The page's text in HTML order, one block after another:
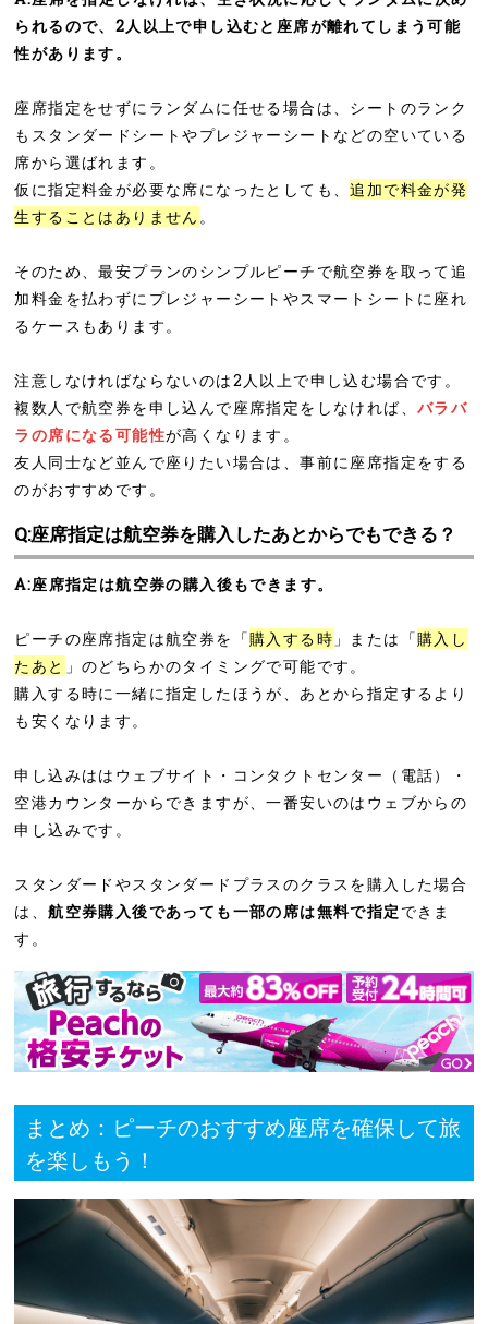
られるので、2人以上で申し込むと座席が離れてしまう可能
性があります。
座席指定をせずにランダムに任せる場合は、シートのランク
もスタンダードシートやプレジャーシートなどの空いている
席から選ばれます。
仮に指定料金が必要な席になったとしても、追加で料金が発
生することはありません 。
そのため、最安プランのシンプルピーチで航空券を取って追
加料金を払わずにプレジャーシートやスマートシートに座れ
るケースもあります。
注意しなければならないのは2人以上で申し込む場合です。
複数人で航空券を申し込んで座席指定をしなければ、バラバ
ラの席になる可能性が高くなります。
友人同士など並んで座りたい場合は、事前に座席指定をする
のがおすすめです。
Q:座席指定は航空券を購入したあとからでもできる？
A:座席指定は航空券の購入後もできます。
ピーチの座席指定は航空券を「購入する時 」または「購入し
たあと 」のどちらかのタイミングで可能です。
購入する時に一緒に指定したほうが、あとから指定するより
も安くなります。
申し込みははウェブサイト・コンタクトセンター（電話）・
空港カウンターからできますが、一番安いのはウェブからの
申し込みです。
スタンダードやスタンダードプラスのクラスを購入した場合
は、航空券購入後であっても一部の席は無料で指定 できま
す。
まとめ：ピーチのおすすめ座席を確保して旅
を楽しもう！